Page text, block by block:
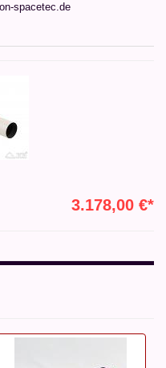
spacetec.de
3.178,00 €*